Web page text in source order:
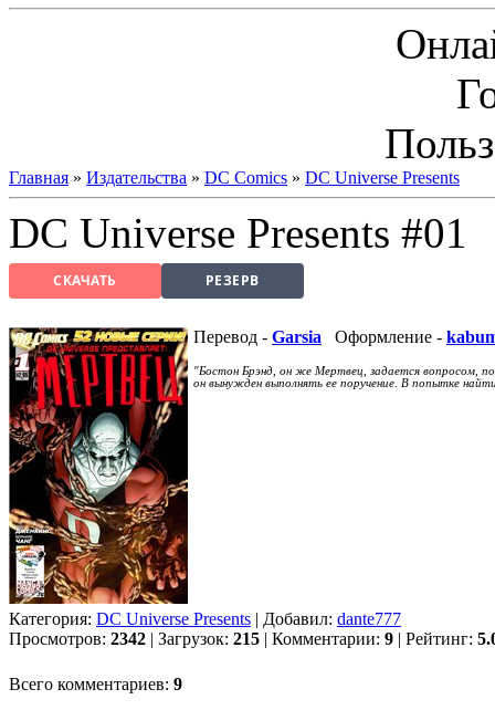
Главная » Издательства » DC Comics » DC Universe Presents
DC Universe Presents #01
СКАЧАТЬ РЕЗЕРВ
Перевод - Garsia Оформление -
"Бостон Брэнд, он же Мертвец, задается вопросом,
он вынужден выполнять ее поручение. В попытке
Категория: DC Universe Presents | Добавил: dante777
Просмотров: 2342 | Загрузок: 215 | Комментарии: 9 | Рейтинг:
Всего комментариев: 9